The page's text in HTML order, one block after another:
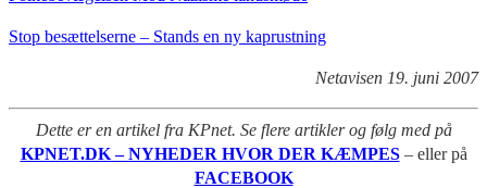
Stop besættelserne – Stands en ny kaprustning
Netavisen 19. juni 2007
Dette er en artikel fra KPnet. Se flere artikler og følg med på
KPNET.DK – NYHEDER HVOR DER KÆMPES – eller på
FACEBOOK